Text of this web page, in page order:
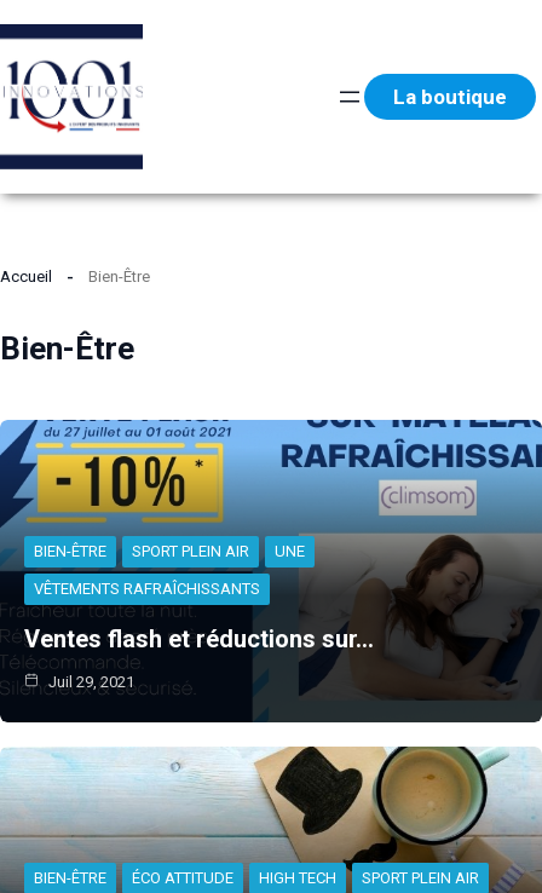
au
contenu
La boutique
Accueil Bien-Être
Bien-Être
BIEN-ÊTRE SPORT PLEIN AIR UNE
VÊTEMENTS RAFRAÎCHISSANTS
Ventes flash et réductions sur…
Juil 29, 2021
BIEN-ÊTRE ÉCO ATTITUDE HIGH TECH SPORT PLEIN AIR